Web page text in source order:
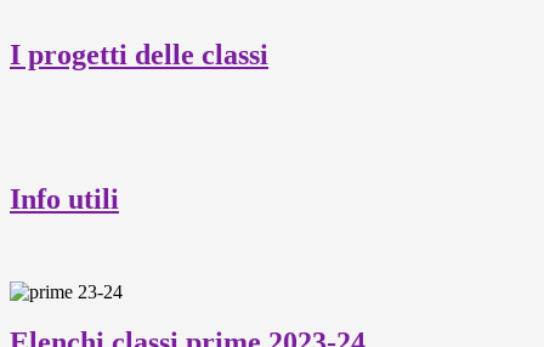
I progetti delle classi
Info utili